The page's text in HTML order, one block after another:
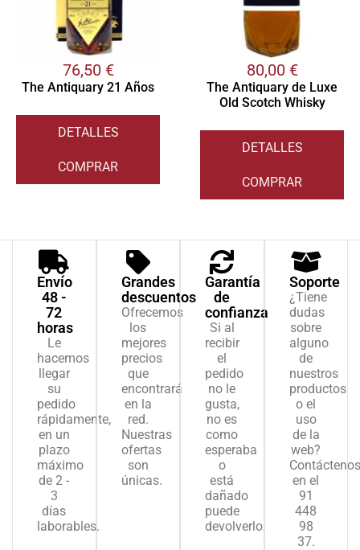
76,50 €
The Antiquary 21 Años
DETALLES
COMPRAR
80,00 €
The Antiquary de Luxe
Old Scotch Whisky
DETALLES
COMPRAR
Envío
48 -
72
horas
Le
hacemos
llegar
su
pedido
rápidamente,
en un
plazo
máximo
de 2 -
3
días
laborables.
Grandes
descuentos
Ofrecemos
los
mejores
precios
que
encontrará
en la
red.
Nuestras
ofertas
son
únicas.
Garantía
de
confianza
Si al
recibir
el
pedido
no le
gusta,
no es
como
esperaba
o
está
dañado
puede
devolverlo.
Soporte
¿Tiene
dudas
sobre
alguno
de
nuestros
productos
o el
uso
de la
web?
Contáctenos
en el
91
448
98
37.